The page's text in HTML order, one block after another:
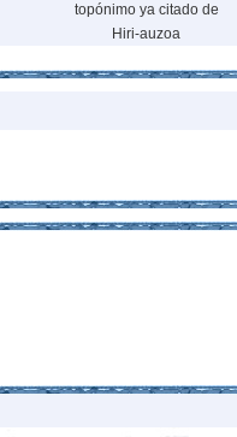
topónimo ya citado de
Hiri-auzoa